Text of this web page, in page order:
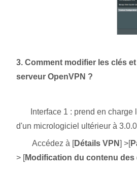
3. Comment modifier les clés
serveur OpenVPN ?
Interface 1 : prend en charge
d'un micrologiciel ultérieur à
Accédez à [Détails VPN] >[
> [Modification du contenu des